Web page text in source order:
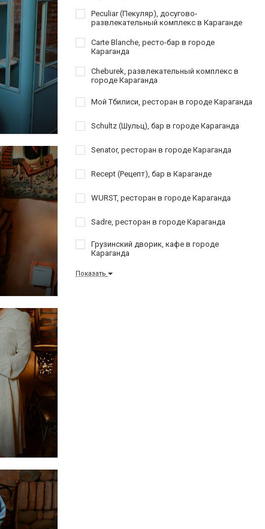
Peculiar (Пекуляр), досугово-
развлекательный комплекс в Караганде
Carte Blanche, ресто-бар в городе
Караганда
Cheburek, развлекательный комплекс в
городе Караганда
Мой Тбилиси, ресторан в городе Караганда
Schultz (Шульц), бар в городе Караганда
Senator, ресторан в городе Караганда
Recept (Рецепт), бар в Караганде
WURST, ресторан в городе Караганда
Sadre, ресторан в городе Караганда
Грузинский дворик, кафе в городе
Караганда
Показать